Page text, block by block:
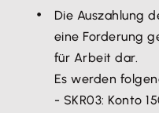
hinzugerechnet
Beispiel:
Entgelt) = 3.000
Kurzarbeit ab
in der 2. Spalte unter
ausgewiesen.
(im abgebildeten
Die Auszahlung
eine Forderung
für Arbeit dar.
Es werden
- SKR03: Konto